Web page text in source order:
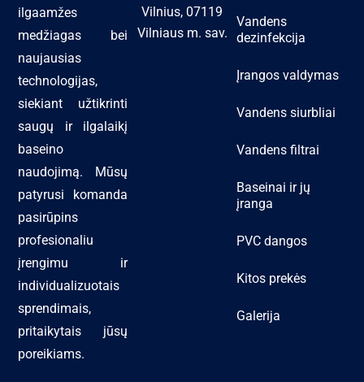
ilgaamžes
medžiagas bei
naujausias
technologijas,
siekiant užtikrinti
saugų ir ilgalaikį
baseino
naudojimą. Mūsų
patyrusi komanda
pasirūpins
profesionaliu
įrengimu ir
individualizuotais
sprendimais,
pritaikytais jūsų
poreikiams.
Vilnius, 07119
Vilniaus m. sav.
Vandens
dezinfekcija
Įrangos valdymas
Vandens siurbliai
Vandens filtrai
Baseinai ir jų
įranga
PVC dangos
Kitos prekės
Galerija